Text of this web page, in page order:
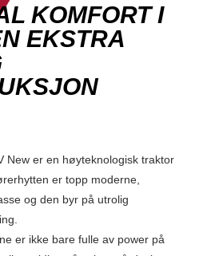
KOMFORT I
EKSTRA
New er en høyteknologisk traktor
er topp moderne,
og den byr på utrolig
er ikke bare fulle av power på